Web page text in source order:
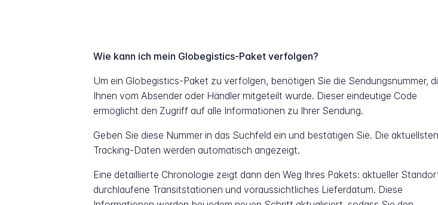
Wie kann ich mein Globegistics-Paket verfolgen?
Um ein Globegistics-Paket zu verfolgen, benötigen Sie die Sendungsnummer,
Ihnen vom Absender oder Händler mitgeteilt wurde. Dieser eindeutige Code
ermöglicht den Zugriff auf alle Informationen zu Ihrer Sendung.
Geben Sie diese Nummer in das Suchfeld ein und bestätigen Sie. Die aktuellsten
Tracking-Daten werden automatisch angezeigt.
Eine detaillierte Chronologie zeigt dann den Weg Ihres Pakets: aktueller
durchlaufene Transitstationen und voraussichtliches Lieferdatum. Diese